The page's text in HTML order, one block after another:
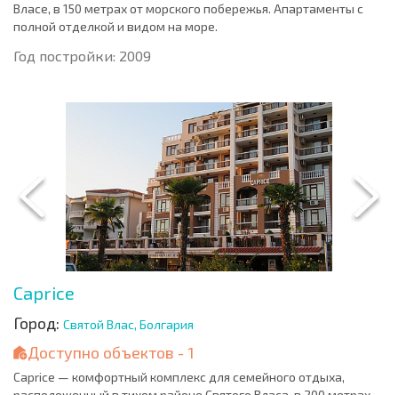
Власе, в 150 метрах от морского побережья. Апартаменты с
полной отделкой и видом на море.
Год постройки: 2009
Caprice
Город: Святой Влас, Болгария
Доступно объектов - 1
Caprice — комфортный комплекс для семейного отдыха,